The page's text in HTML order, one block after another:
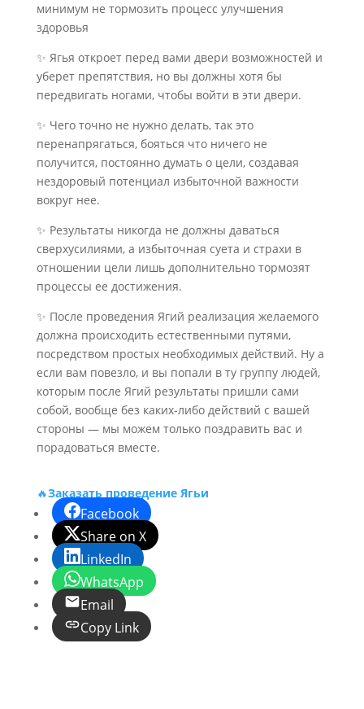
минимум не тормозить процесс улучшения
здоровья
✨ Ягья откроет перед вами двери возможностей и
уберет препятствия, но вы должны хотя бы
передвигать ногами, чтобы войти в эти двери.
✨ Чего точно не нужно делать, так это
перенапрягаться, бояться что ничего не
получится, постоянно думать о цели, создавая
нездоровый потенциал избыточной важности
вокруг нее.
✨ Результаты никогда не должны даваться
сверхусилиями, а избыточная суета и страхи в
отношении цели лишь дополнительно тормозят
процессы ее достижения.
✨ После проведения Ягий реализация желаемого
должна происходить естественными путями,
посредством простых необходимых действий. Ну а
если вам повезло, и вы попали в ту группу людей,
которым после Ягий результаты пришли сами
собой, вообще без каких-либо действий с вашей
стороны — мы можем только поздравить вас и
порадоваться вместе.
🔥Заказать проведение Ягьи
Facebook
Share on X
LinkedIn
WhatsApp
Email
Copy Link